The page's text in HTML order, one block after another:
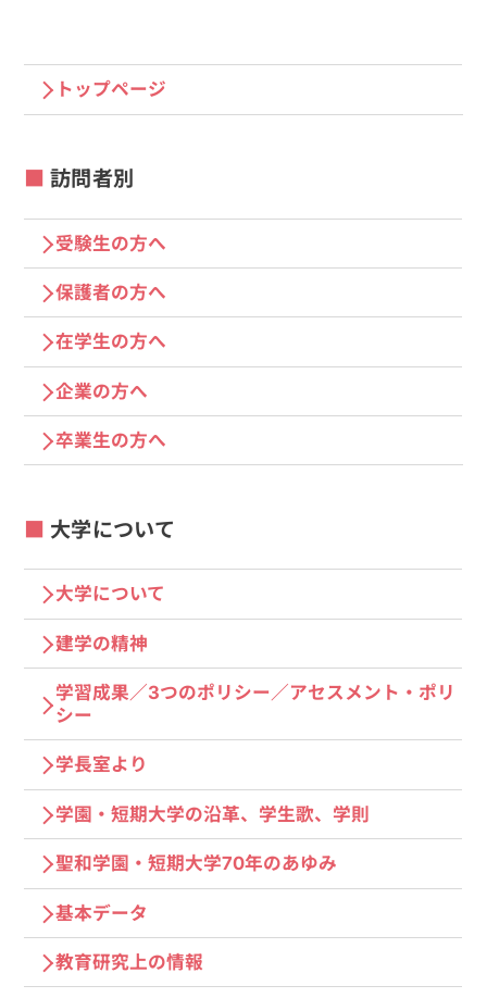
トップページ
訪問者別
受験生の方へ
保護者の方へ
在学生の方へ
企業の方へ
卒業生の方へ
大学について
大学について
建学の精神
学習成果／3つのポリシー／アセスメント・ポリ
シー
学長室より
学園・短期大学の沿革、学生歌、学則
聖和学園・短期大学70年のあゆみ
基本データ
教育研究上の情報